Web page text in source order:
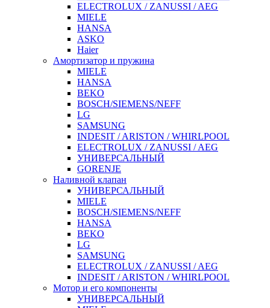
ELECTROLUX / ZANUSSI / AEG
MIELE
HANSA
ASKO
Haier
Амортизатор и пружина
MIELE
HANSA
BEKO
BOSCH/SIEMENS/NEFF
LG
SAMSUNG
INDESIT / ARISTON / WHIRLPOOL
ELECTROLUX / ZANUSSI / AEG
УНИВЕРСАЛЬНЫЙ
GORENJE
Наливной клапан
УНИВЕРСАЛЬНЫЙ
MIELE
BOSCH/SIEMENS/NEFF
HANSA
BEKO
LG
SAMSUNG
ELECTROLUX / ZANUSSI / AEG
INDESIT / ARISTON / WHIRLPOOL
Мотор и его компоненты
УНИВЕРСАЛЬНЫЙ